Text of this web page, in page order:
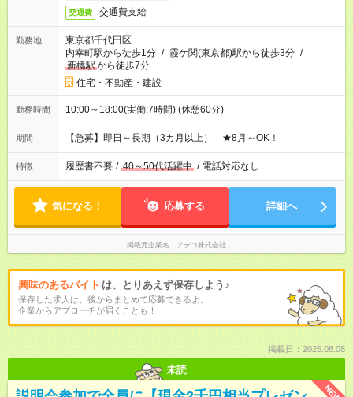
交通費 交通費支給
勤務地
東京都千代田区
内幸町駅から徒歩1分 / 霞ケ関(東京都)駅から徒歩3分 /
新橋駅から徒歩7分
住宅・不動産・建設
勤務時間 10:00～18:00(実働:7時間) (休憩60分)
期間 【急募】即日～長期（3カ月以上） ★8月～OK！
特徴 履歴書不要 / 40～50代活躍中 / 電話対応なし
気になる！ 応募する 詳細へ
掲載元企業名 アデコ株式会社
興味のあるバイト は、とりあえず保存しよう♪
保存した求人は、後からまとめて応募できるよ。
企業からアプローチが届くことも！
掲載日：2026.08.08
未読